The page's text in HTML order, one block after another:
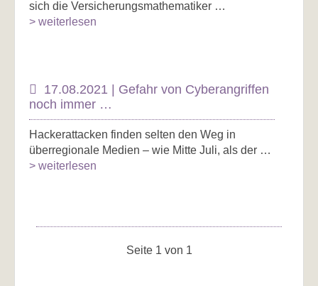
sich die Versicherungsmathematiker …
> weiterlesen
17.08.2021 | Gefahr von Cyberangriffen
noch immer …
Hackerattacken finden selten den Weg in
überregionale Medien – wie Mitte Juli, als der …
> weiterlesen
Seite 1 von 1